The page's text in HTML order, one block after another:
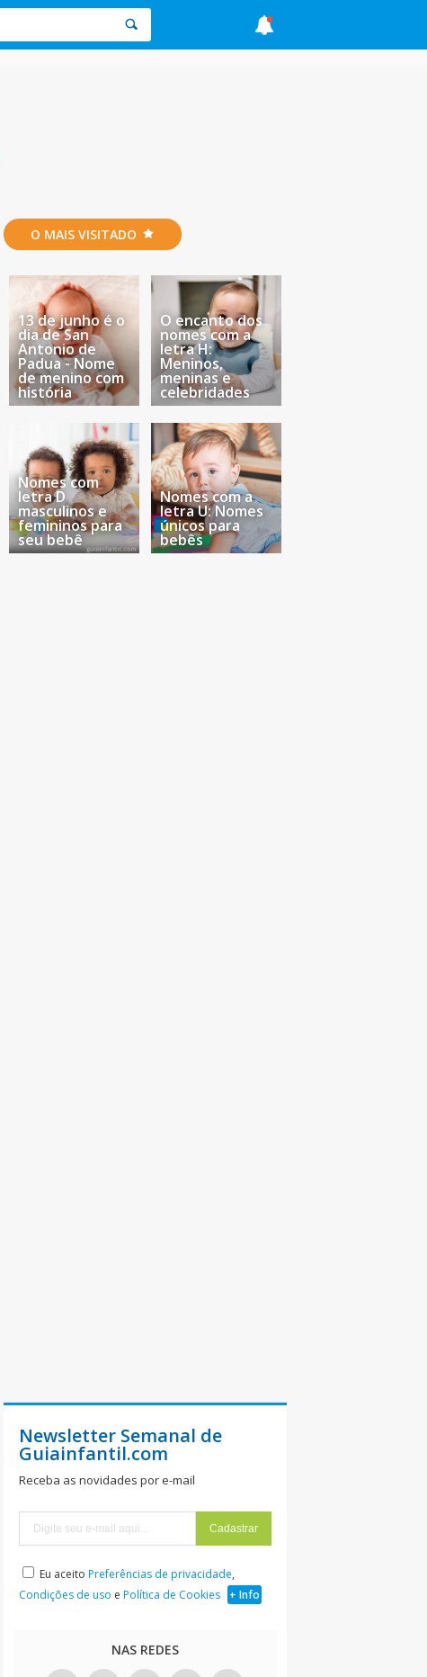
O MAIS VISITADO
13 de junho é o
dia de San
Antonio de
Padua - Nome
de menino com
história
O encanto dos
nomes com a
letra H:
Meninos,
meninas e
celebridades
Nomes com
letra D
masculinos e
femininos para
seu bebê
Nomes com a
letra U: Nomes
únicos para
bebês
Newsletter Semanal de
Guiainfantil.com
Receba as novidades por e-mail
Eu aceito Preferências de privacidade,
Condições de uso e Política de Cookies + Info
NAS REDES